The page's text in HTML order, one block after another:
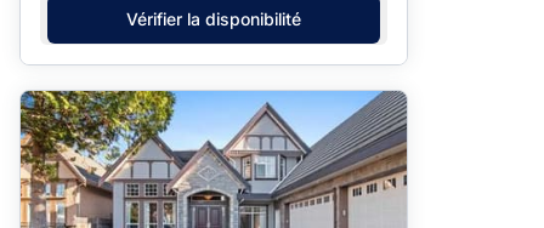
Vérifier la disponibilité